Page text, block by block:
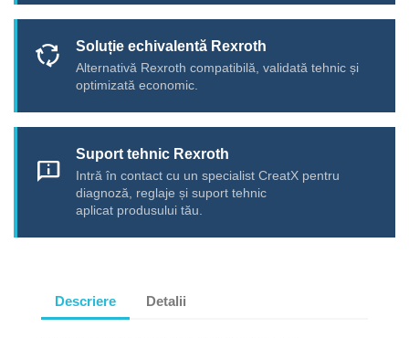
cycle Soluție echivalentă Rexroth
Alternativă Rexroth compatibilă, validată tehnic și
optimizată economic.
chat_info
Suport tehnic Rexroth
Intră în contact cu un specialist CreatX pentru
diagnoză, reglaje și suport tehnic
aplicat produsului tău.
Descriere Detalii